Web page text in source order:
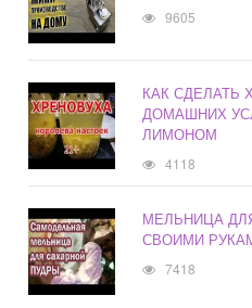
9605
КАК СДЕЛАТЬ
ДОМАШНИХ
ЛИМОНОМ
4118
МЕЛЬНИЦА
СВОИМИ
7418